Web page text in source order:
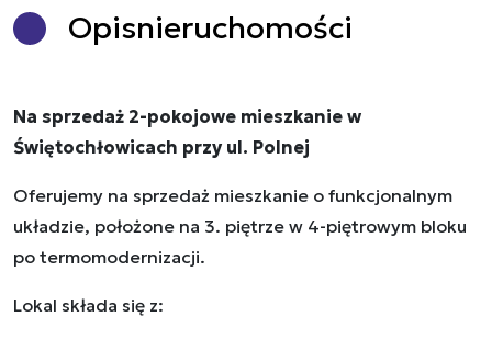
Opisnieruchomości
Na sprzedaż 2-pokojowe mieszkanie w
Świętochłowicach przy ul. Polnej
Oferujemy na sprzedaż mieszkanie o funkcjonalnym
układzie, położone na 3. piętrze w 4-piętrowym bloku
po termomodernizacji.
Lokal składa się z: